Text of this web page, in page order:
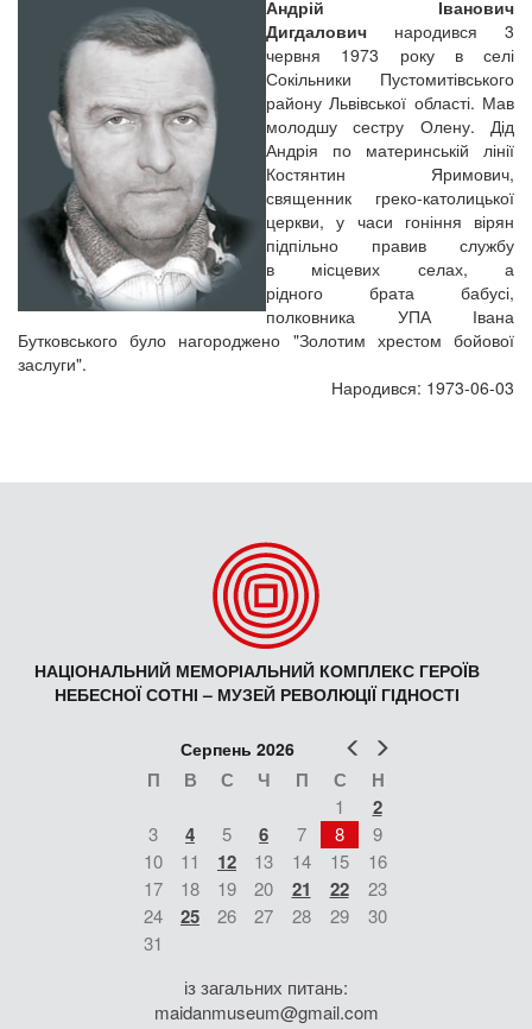
Андрій Іванович
Дигдалович народився 3
червня 1973 року в селі
Сокільники Пустомитівського
району Львівської області. Мав
молодшу сестру Олену. Дід
Андрія по материнській лінії
Костянтин Яримович,
священник греко-католицької
церкви, у часи гоніння вірян
підпільно правив службу
в місцевих селах, а
рідного брата бабусі,
полковника УПА Івана
Бутковського було нагороджено "Золотим хрестом бойової
заслуги".
Народився: 1973-06-03
НАЦІОНАЛЬНИЙ МЕМОРІАЛЬНИЙ КОМПЛЕКС ГЕРОЇВ
НЕБЕСНОЇ СОТНІ – МУЗЕЙ РЕВОЛЮЦІЇ ГІДНОСТІ
Попер
Серпень 2026
П В С Ч П С Н
1 2
3 4 5 6 7 8
9
10
11 12 13 14 15
16
17
18 19 20 21 22
23
24
25 26 27 28 29
30
31
із загальних питань:
maidanmuseum@gmail.com